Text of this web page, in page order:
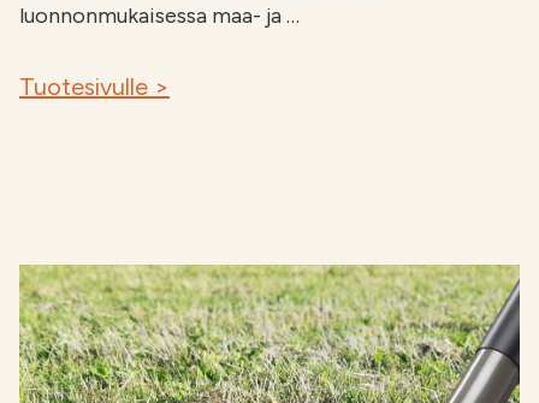
luonnonmukaisessa maa- ja …
Tuotesivulle >